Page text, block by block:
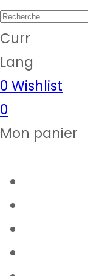
Curr
Lang
0 Wishlist
0
Mon panier